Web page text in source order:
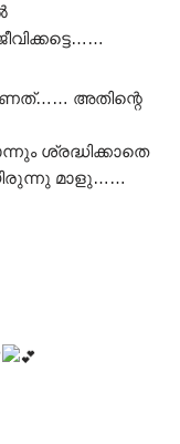
അതിന്റെ
ശ്രദ്ധിക്കാതെ
മാളു……